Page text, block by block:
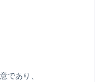
であり、